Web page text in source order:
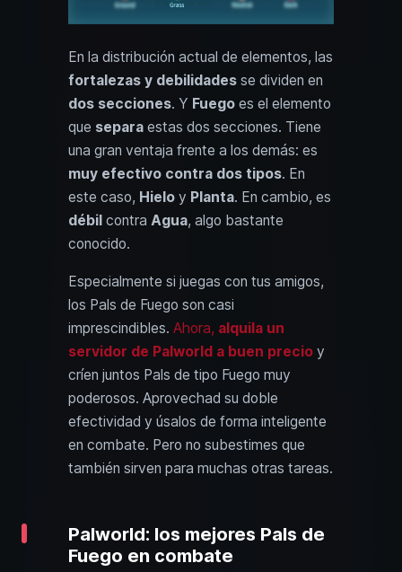
En la distribución actual de elementos, las
fortalezas y debilidades se dividen en
dos secciones. Y Fuego es el elemento
que separa estas dos secciones. Tiene
una gran ventaja frente a los demás: es
muy efectivo contra dos tipos. En
este caso, Hielo y Planta. En cambio, es
débil contra Agua, algo bastante
conocido.
Especialmente si juegas con tus amigos,
los Pals de Fuego son casi
imprescindibles. Ahora, alquila un
servidor de Palworld a buen precio y
críen juntos Pals de tipo Fuego muy
poderosos. Aprovechad su doble
efectividad y úsalos de forma inteligente
en combate. Pero no subestimes que
también sirven para muchas otras tareas.
Palworld: los mejores Pals de
Fuego en combate